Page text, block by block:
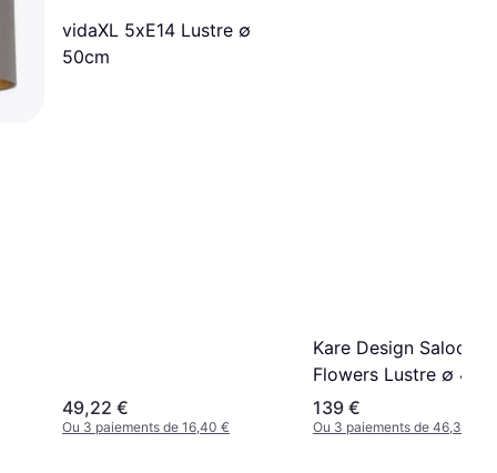
vidaXL 5xE14 Lustre ∅
50cm
49,22 €
Ou 3 paiements de 16,40 €
Kare Design Saloon
Flowers Lustre ∅
139 €
Ou 3 paiements de 46,33 €